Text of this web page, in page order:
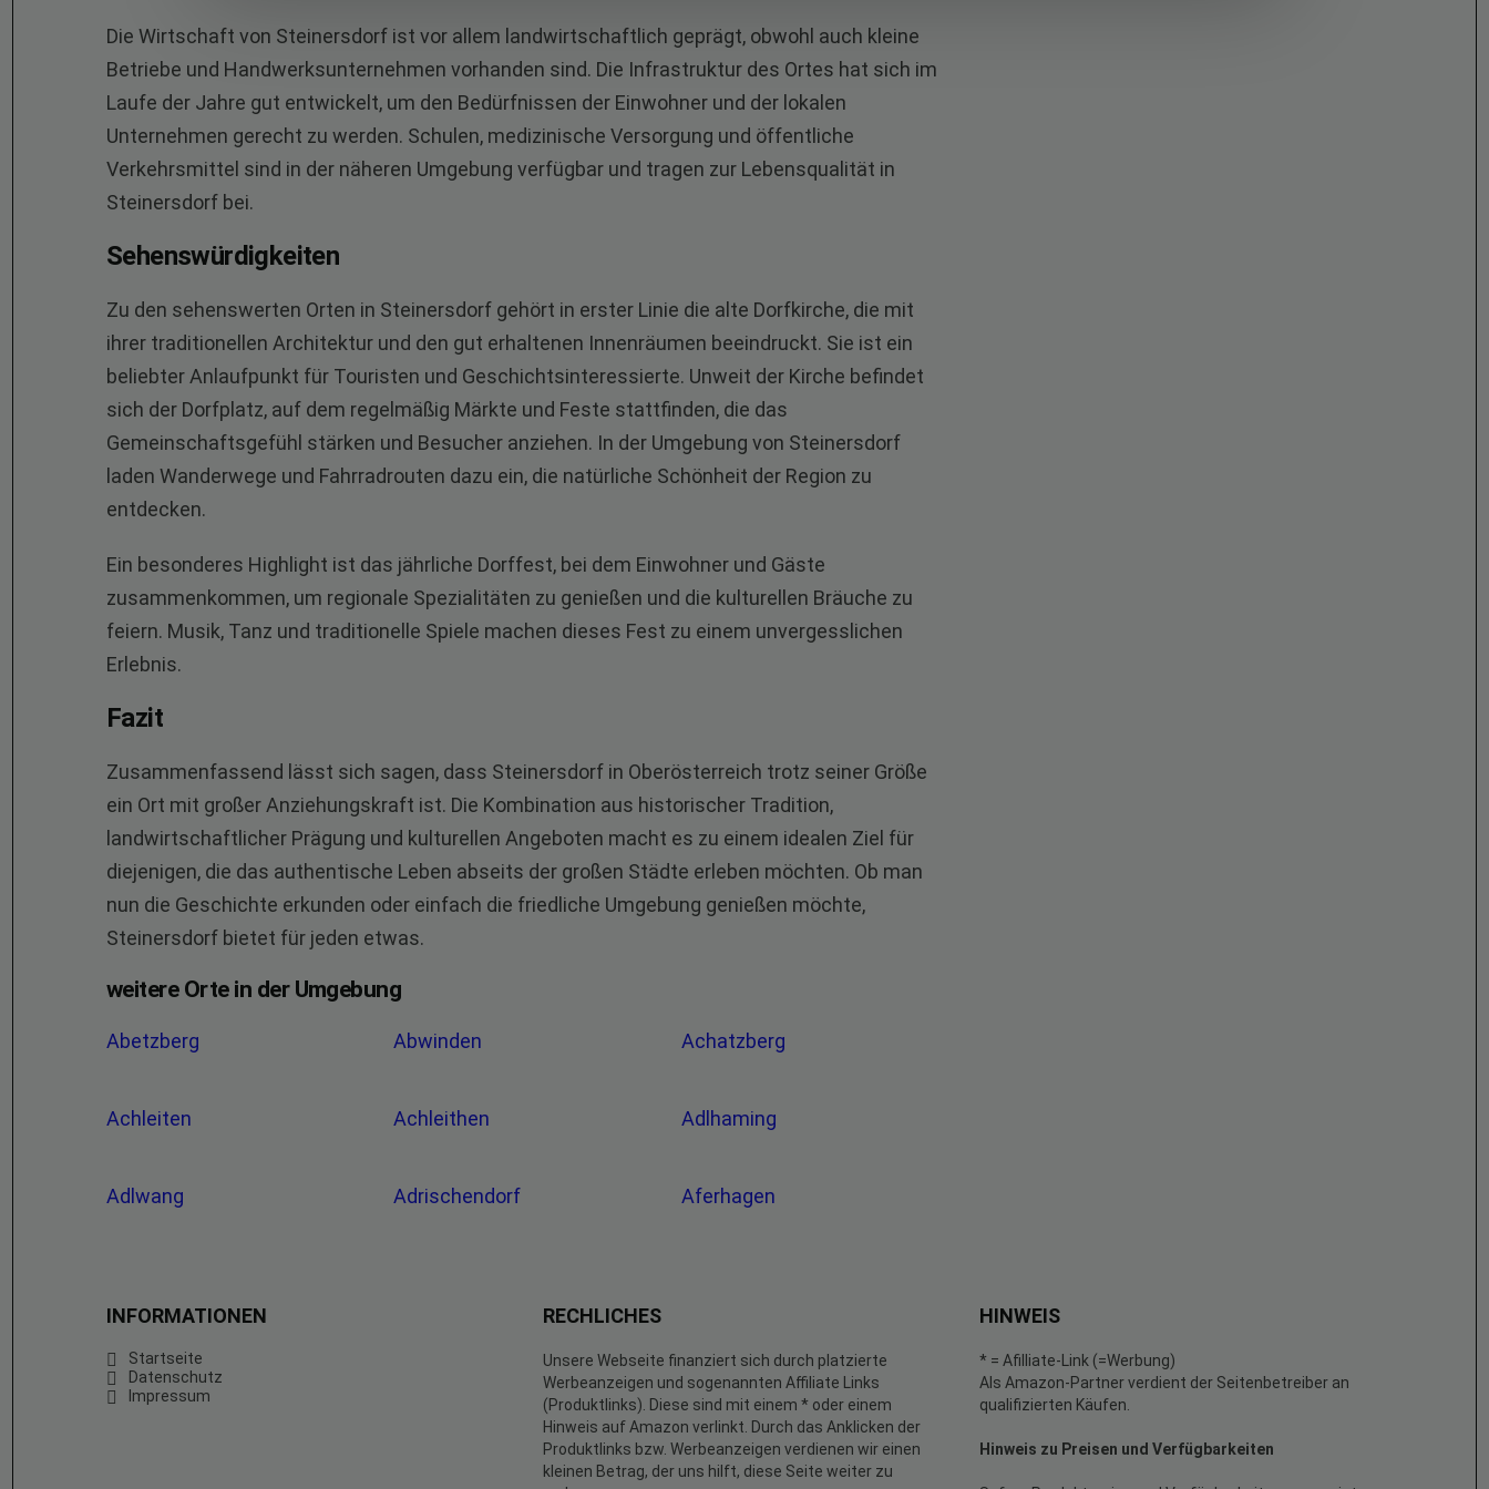
Die Wirtschaft von Steinersdorf ist vor allem landwirtschaftlich geprägt, obwohl auch kleine
Betriebe und Handwerksunternehmen vorhanden sind. Die Infrastruktur des Ortes hat sich im
Laufe der Jahre gut entwickelt, um den Bedürfnissen der Einwohner und der lokalen
Unternehmen gerecht zu werden. Schulen, medizinische Versorgung und öffentliche
Verkehrsmittel sind in der näheren Umgebung verfügbar und tragen zur Lebensqualität in
Steinersdorf bei.
Sehenswürdigkeiten
Zu den sehenswerten Orten in Steinersdorf gehört in erster Linie die alte Dorfkirche, die mit
ihrer traditionellen Architektur und den gut erhaltenen Innenräumen beeindruckt. Sie ist ein
beliebter Anlaufpunkt für Touristen und Geschichtsinteressierte. Unweit der Kirche befindet
sich der Dorfplatz, auf dem regelmäßig Märkte und Feste stattfinden, die das
Gemeinschaftsgefühl stärken und Besucher anziehen. In der Umgebung von Steinersdorf
laden Wanderwege und Fahrradrouten dazu ein, die natürliche Schönheit der Region zu
entdecken.
Ein besonderes Highlight ist das jährliche Dorffest, bei dem Einwohner und Gäste
zusammenkommen, um regionale Spezialitäten zu genießen und die kulturellen Bräuche zu
feiern. Musik, Tanz und traditionelle Spiele machen dieses Fest zu einem unvergesslichen
Erlebnis.
Fazit
Zusammenfassend lässt sich sagen, dass Steinersdorf in Oberösterreich trotz seiner Größe
ein Ort mit großer Anziehungskraft ist. Die Kombination aus historischer Tradition,
landwirtschaftlicher Prägung und kulturellen Angeboten macht es zu einem idealen Ziel für
diejenigen, die das authentische Leben abseits der großen Städte erleben möchten. Ob man
nun die Geschichte erkunden oder einfach die friedliche Umgebung genießen möchte,
Steinersdorf bietet für jeden etwas.
weitere Orte in der Umgebung
Abetzberg Abwinden Achatzberg
Achleiten Achleithen Adlhaming
Adlwang Adrischendorf Aferhagen
INFORMATIONEN
Startseite
Datenschutz
Impressum
RECHLICHES
Unsere Webseite finanziert sich durch platzierte
Werbeanzeigen und sogenannten Affiliate Links
(Produktlinks). Diese sind mit einem * oder einem
Hinweis auf Amazon verlinkt. Durch das Anklicken der
Produktlinks bzw. Werbeanzeigen verdienen wir einen
kleinen Betrag, der uns hilft, diese Seite weiter zu
HINWEIS
* = Afilliate-Link (=Werbung)
Als Amazon-Partner verdient der Seitenbetreiber an
qualifizierten Käufen.
Hinweis zu Preisen und Verfügbarkeiten